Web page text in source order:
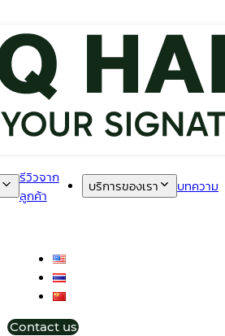
รีวิวจาก
ลูกค้า
บริการของเรา บทความ
Contact us